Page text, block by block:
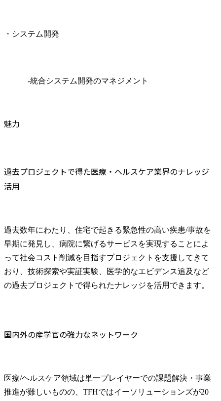
・システム開発
-統合システム開発のマネジメント
魅力
過去プロジェクトで得た医療・ヘルスケア業界のナレッジ
活用
過去数年にわたり、住宅で起きる緊急性の高い疾患/事故を
早期に発見し、病院に繋げるサービスを実現することによ
って社会コスト削減を目指すプロジェクトを支援してきて
おり、技術探索や実証実験、医学的なエビデンス追及など
の過去プロジェクトで得られたナレッジを活用できます。
国内外の産学官の強力なネットワーク
医療/ヘルスケア領域は単一プレイヤーでの課題解決・事業
推進が難しいものの、TFHではイーソリューションズが20